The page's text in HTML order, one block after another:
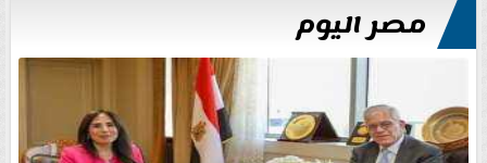
مصر اليوم